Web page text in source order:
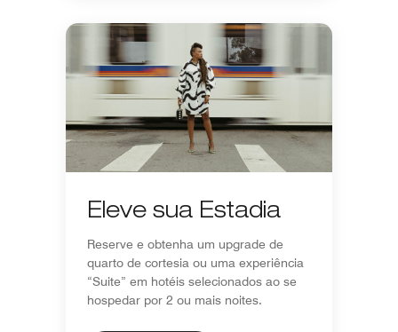
Eleve sua Estadia
Reserve e obtenha um upgrade de
quarto de cortesia ou uma experiência
“Suite” em hotéis selecionados ao se
hospedar por 2 ou mais noites.